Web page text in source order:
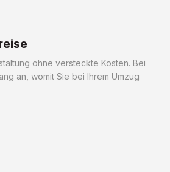
ohne versteckte Kosten. Bei
an, womit Sie bei Ihrem Umzug